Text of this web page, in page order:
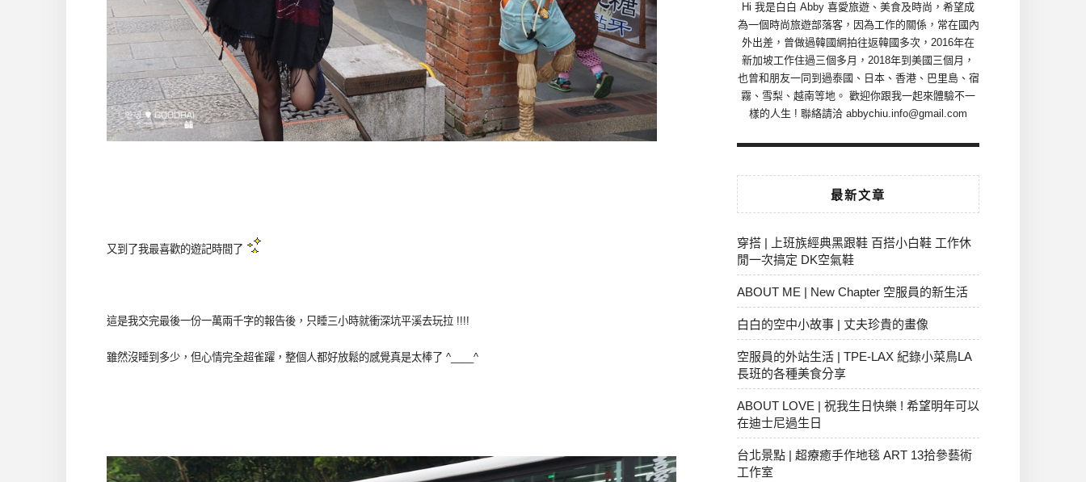
又到了我最喜歡的遊記時間了
這是我交完最後一份一萬兩千字的報告後，只睡三小時就衝深坑平溪去玩拉 !!!!
雖然沒睡到多少，但心情完全超雀躍，整個人都好放鬆的感覺真是太棒了 ^____^
Hi 我是白白 Abby 喜愛旅遊、美食及時尚，希望成
為一個時尚旅遊部落客，因為工作的關係，常在國內
外出差，曾做過韓國網拍往返韓國多次，2016年在
新加坡工作住過三個多月，2018年到美國三個月，
也曾和朋友一同到過泰國、日本、香港、巴里島、宿
霧、雪梨、越南等地。 歡迎你跟我一起來體驗不一
樣的人生 ! 聯絡請洽 abbychiu.info@gmail.com
最新文章
穿搭 | 上班族經典黑跟鞋 百搭小白鞋 工作休
閒一次搞定 DK空氣鞋
ABOUT ME | New Chapter 空服員的新生活
白白的空中小故事 | 丈夫珍貴的畫像
空服員的外站生活 | TPE-LAX 紀錄小菜鳥LA
長班的各種美食分享
ABOUT LOVE | 祝我生日快樂 ! 希望明年可以
在迪士尼過生日
台北景點 | 超療癒手作地毯 ART 13拾參藝術
工作室